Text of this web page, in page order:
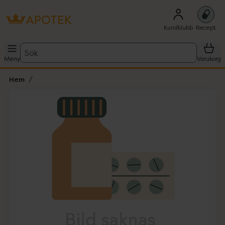
Kundklubb Recept
Meny
Sök
Varukorg
Hem
Lista: . Innehåller 1 objekt.